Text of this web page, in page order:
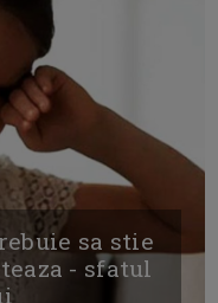
sa stie
- sfatul